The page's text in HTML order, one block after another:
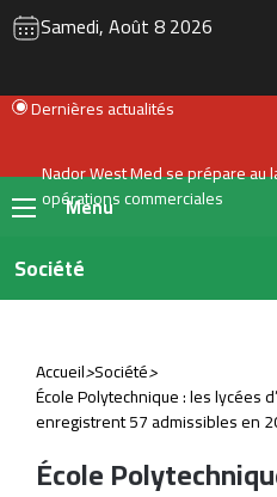
Samedi, Août 8 2026
Dernières actualités
Nador West Med se prépare
opérations commerciales
Menu
Société
Accueil>Société>
École Polytechnique : les lycées
enregistrent 57 admissibles en
École